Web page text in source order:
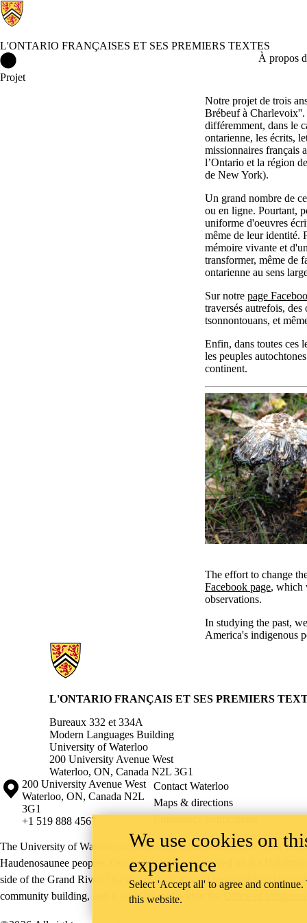
L'ONTARIO FRANÇAISES ET SES PREMIERS TEXTES
À propos
Projet
Notre projet de trois
Brébeuf à Charlevoix''.
différemment, dans le
ontarienne, les écrits,
missionnaires français
l’Ontario et la région
de New York).
Un grand nombre de
ou en ligne. Pourtant,
uniforme d'oeuvres
même de leur identité.
mémoire vivante et
transformer, même de
ontarienne au sens
Sur notre page
traversés autrefois,
tsonnontouans, et
Enfin, dans toutes ces
les peuples
continent.
The effort to change
Facebook page, which
observations.
In studying the past,
America's indigenous
Information about L'Ontario Françaises et ses Premiers Textes
L'ONTARIO FRANÇAIS ET SES PREMIERS
Bureaux 332 et 334A
Modern Languages Building
University of Waterloo
200 University Avenue West
Waterloo, ON, Canada N2L 3G1
Information about the University of Waterloo
Campus map
200 University Avenue West
Waterloo, ON, Canada N2L
3G1
+1 519 888 4567
Contact Waterloo
Maps & directions
Emergency notifications
The University of Waterloo acknowledges that much of our work
Haudenosaunee peoples. Our main campus is situated on the
side of the Grand River. Our active work toward reconciliation takes
community building, and is co-ordinated within the
We use cookies on
experience
Select 'Accept all' to agree and
this website.